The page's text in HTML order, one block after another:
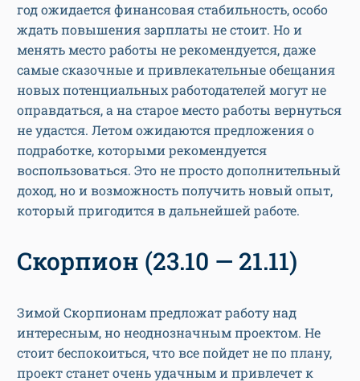
год ожидается финансовая стабильность, особо
ждать повышения зарплаты не стоит. Но и
менять место работы не рекомендуется, даже
самые сказочные и привлекательные обещания
новых потенциальных работодателей могут не
оправдаться, а на старое место работы вернуться
не удастся. Летом ожидаются предложения о
подработке, которыми рекомендуется
воспользоваться. Это не просто дополнительный
доход, но и возможность получить новый опыт,
который пригодится в дальнейшей работе.
Скорпион (23.10 — 21.11)
Зимой Скорпионам предложат работу над
интересным, но неоднозначным проектом. Не
стоит беспокоиться, что все пойдет не по плану,
проект станет очень удачным и привлечет к